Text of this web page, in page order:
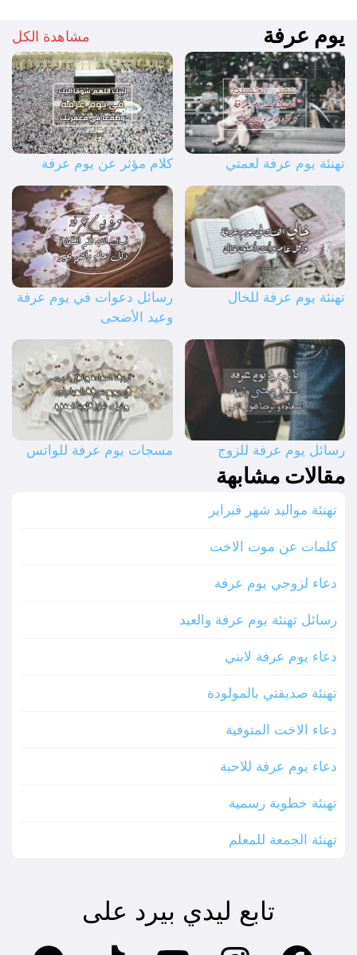
يوم عرفة مشاهدة الكل
تهنئة يوم عرفة لعمتي كلام مؤثر عن يوم عرفة
تهنئة يوم عرفة للخال
رسائل دعوات في يوم عرفة
وعيد الأضحى
رسائل يوم عرفة للزوج مسجات يوم عرفة للواتس
مقالات مشابهة
تهنئة مواليد شهر فبراير
كلمات عن موت الاخت
دعاء لزوجي يوم عرفة
رسائل تهنئة يوم عرفة والعيد
دعاء يوم عرفة لابني
تهنئة صديقتي بالمولودة
دعاء الاخت المتوفية
دعاء يوم عرفة للاحبة
تهنئة خطوبة رسمية
تهنئة الجمعة للمعلم
تابع ليدي بيرد على